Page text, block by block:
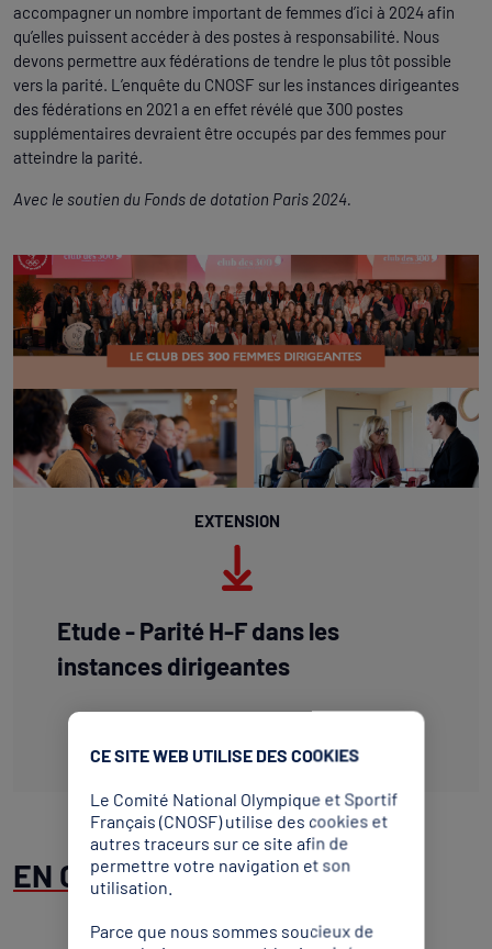
accompagner un nombre important de femmes d’ici à 2024 afin
qu’elles puissent accéder à des postes à responsabilité. Nous
devons permettre aux fédérations de tendre le plus tôt possible
vers la parité. L’enquête du CNOSF sur les instances dirigeantes
des fédérations en 2021 a en effet révélé que 300 postes
supplémentaires devraient être occupés par des femmes pour
atteindre la parité.
Avec le soutien du Fonds de dotation Paris 2024.
EXTENSION
Etude - Parité H-F dans les
instances dirigeantes
EN CHIFFRES :
CE SITE WEB UTILISE DES COOKIES
Le Comité National Olympique et Sportif
Français (CNOSF) utilise des cookies et
autres traceurs sur ce site afin de
permettre votre navigation et son
utilisation.
Parce que nous sommes soucieux de